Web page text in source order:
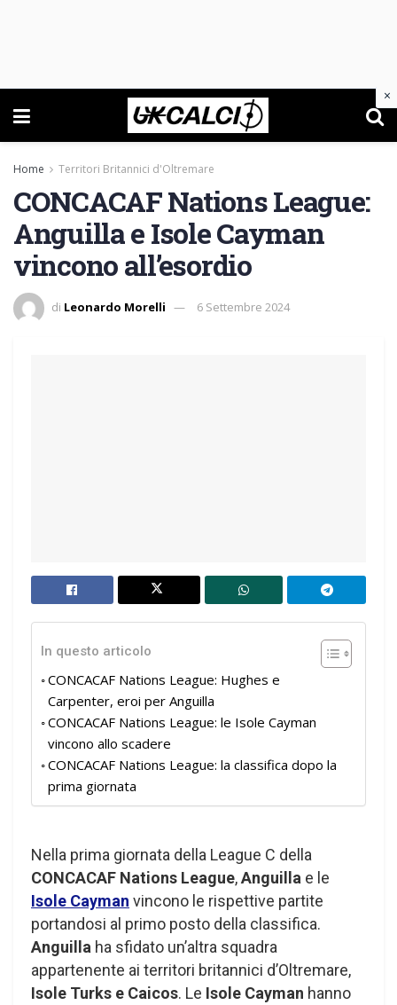
Home Territori Britannici d'Oltremare
CONCACAF Nations League:
Anguilla e Isole Cayman
vincono all’esordio
di Leonardo Morelli 6 Settembre 2024
In questo articolo
CONCACAF Nations League: Hughes e
Carpenter, eroi per Anguilla
CONCACAF Nations League: le Isole Cayman
vincono allo scadere
CONCACAF Nations League: la classifica dopo la
prima giornata
Nella prima giornata della League C della
CONCACAF Nations League,Anguilla e le
Isole Cayman vincono le rispettive partite
portandosi al primo posto della classifica.
Anguilla ha sfidato un’altra squadra
appartenente ai territori britannici d’Oltremare,
Isole Turks e Caicos. Le Isole Cayman hanno
×